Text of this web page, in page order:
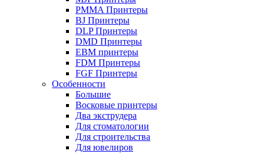
PMMA Принтеры
BJ Принтеры
DLP Принтеры
DMD Принтеры
EBM принтеры
FDM Принтеры
FGF Принтеры
Особенности
Большие
Восковые принтеры
Два экструдера
Для стоматологии
Для строительства
Для ювелиров